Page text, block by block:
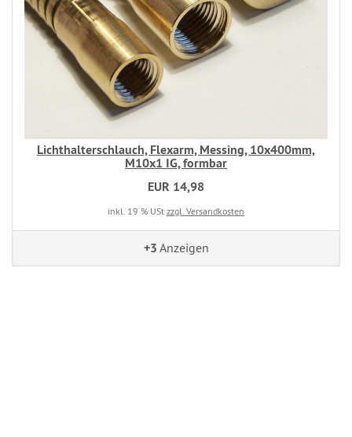
Lichthalterschlauch, Flexarm, Messing, 10x400mm,
M10x1 IG, formbar
EUR 14,98
inkl. 19 % USt zzgl. Versandkosten
+3 Anzeigen